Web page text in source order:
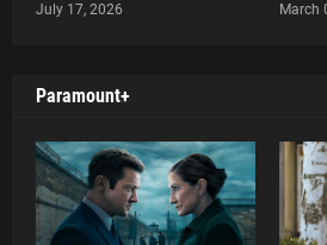
July 17, 2026 March
Paramount+